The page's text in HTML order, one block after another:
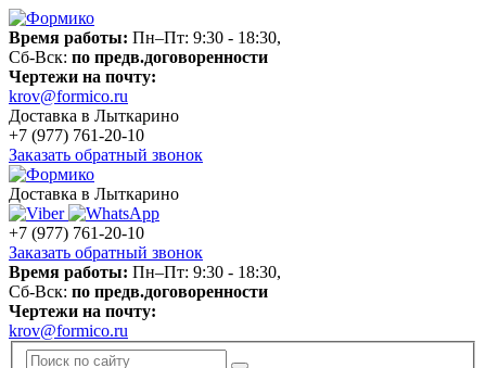
Время работы: Пн–Пт: 9:30 - 18:30,
Сб-Вск: по предв.договоренности
Чертежи на почту:
krov@formico.ru
Доставка в Лыткарино
+7 (977) 761-20-10
Заказать обратный звонок
Доставка в Лыткарино
+7 (977) 761-20-10
Заказать обратный звонок
Время работы: Пн–Пт: 9:30 - 18:30,
Сб-Вск: по предв.договоренности
Чертежи на почту:
krov@formico.ru